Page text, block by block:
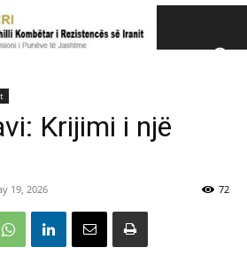
të Rezistencës së Iranit (NCRI)
Krijimi i një
19, 2026 72